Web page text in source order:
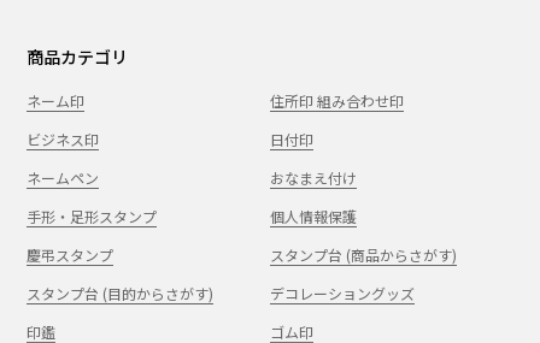
商品カテゴリ
ネーム印
住所印 組み合わせ印
ビジネス印
日付印
ネームペン
おなまえ付け
手形・足形スタンプ
個人情報保護
慶弔スタンプ
スタンプ台 (商品からさがす)
スタンプ台 (目的からさがす)
デコレーショングッズ
印鑑
ゴム印